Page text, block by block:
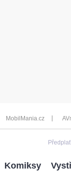
MobilMania.cz
Komiksy